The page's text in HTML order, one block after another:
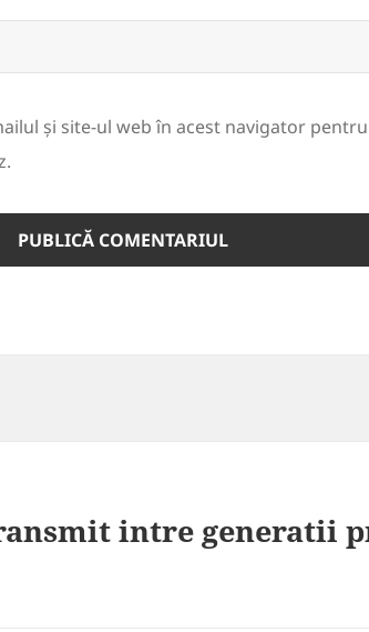
și site-ul web în acest navigator
intre generatii